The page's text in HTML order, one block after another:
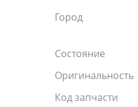
Город
Состояние
Оригинальность
Код запчасти